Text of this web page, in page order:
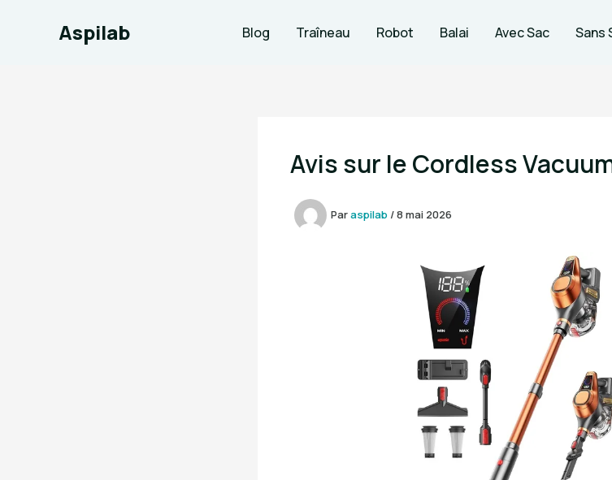
Aspilab Blog Traîneau Robot Balai Avec Sac Sans
Avis sur le Cordless
Paraspilab /8 mai 2026